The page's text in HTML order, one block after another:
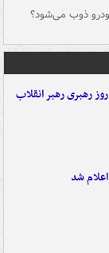
ذوب می‌شود؟
شد